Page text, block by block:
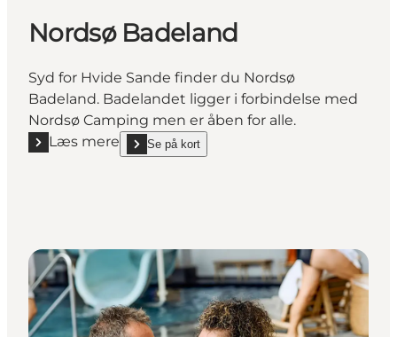
Nordsø Badeland
Syd for Hvide Sande finder du Nordsø
Badeland. Badelandet ligger i forbindelse med
Nordsø Camping men er åben for alle.
Læs mere
Læs mere "Nordsø Badeland"
Se på kort
show Nordsø Badeland on_map